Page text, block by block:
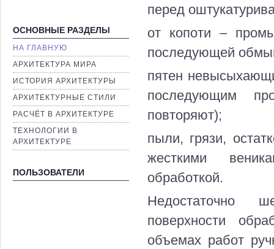
ОСНОВНЫЕ РАЗДЕЛЫ
НА ГЛАВНУЮ
AРХИТЕКТУРА МИРА
ИСТОРИЯ АРХИТЕКТУРЫ
AРХИТЕКТУРНЫЕ СТИЛИ
РАСЧЁТ В АРХИТЕКТУРЕ
ТЕХНОЛОГИИ В
АРХИТЕКТУРЕ
ПОЛЬЗОВАТЕЛИ
перед
от копоти –
последующей
пятен
последующим
повторяют);
пыли, грязи,
жесткими
обработкой.
Недостаточно
поверхности
объемах работ